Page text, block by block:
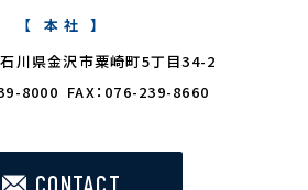
本 社
川県金沢市粟崎町5丁目34-2
8000 FAX：076-239-8660
CONTACT